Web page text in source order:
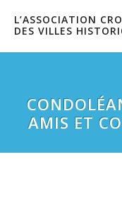
L’ASSOCIATION
DES VILLES
AMIS ET